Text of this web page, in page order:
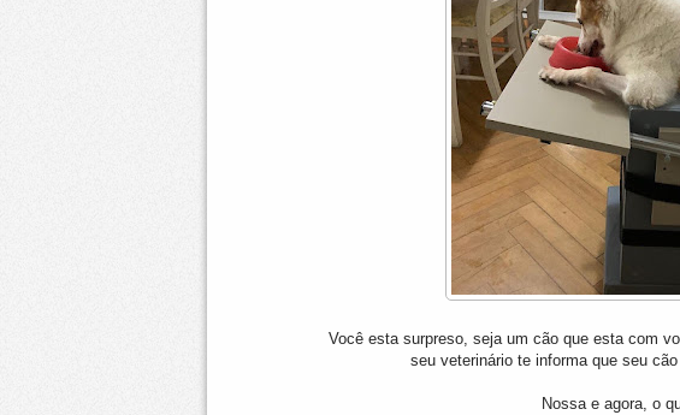
Vocêesta surpreso, seja um cão que esta com
seu veterinário te informa que seu
Nossa e agora, o